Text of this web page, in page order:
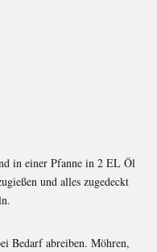
in einer Pfanne in 2 EL Öl
und alles zugedeckt
Bedarf abreiben. Möhren,